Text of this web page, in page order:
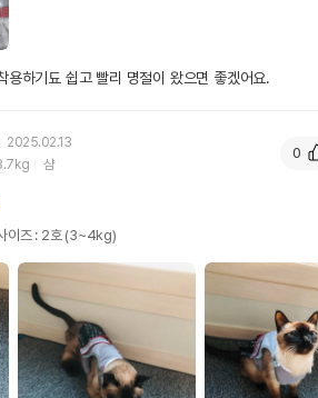
용하기됴 쉽고 빨리 명절이 왔으면 좋겠어요.
2025.02.13
샴
이즈 : 2호 (3~4kg)
0